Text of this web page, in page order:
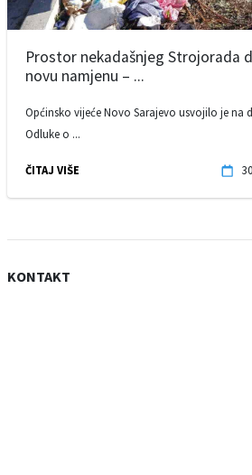
Prostor nekadašnjeg Strojorada
novu namjenu – ...
Općinsko vijeće Novo Sarajevo usvojilo je na
Odluke o ...
ČITAJ VIŠE
KONTAKT